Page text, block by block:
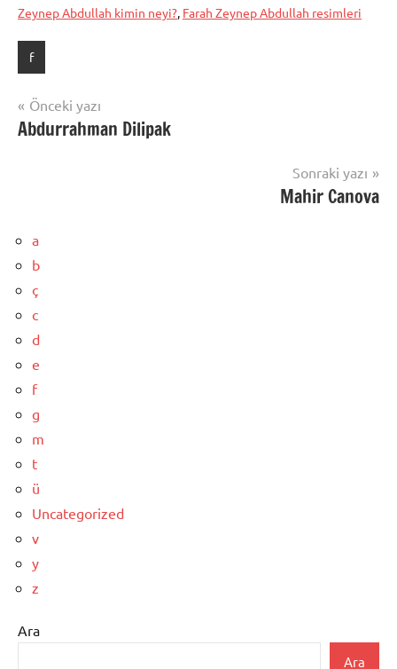
Zeynep Abdullah kimin neyi?, Farah Zeynep Abdullah resimleri
f
Yazı
gezinmesi
Önceki yazı
Abdurrahman Dilipak
Sonraki yazı
Mahir Canova
a
b
ç
c
d
e
f
g
m
t
ü
Uncategorized
v
y
z
Ara
Ara